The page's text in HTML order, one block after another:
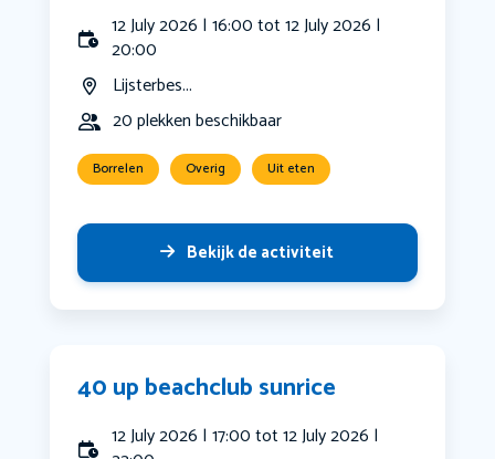
12 July 2026 | 16:00 tot 12 July 2026 |
20:00
Lijsterbes...
20 plekken beschikbaar
Borrelen Overig Uit eten
Bekijk de activiteit
40 up beachclub sunrice
12 July 2026 | 17:00 tot 12 July 2026 |